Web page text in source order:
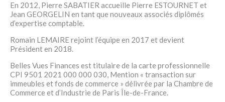
En 2012, Pierre SABATIER accueille Pierre ESTOURNET et
Jean GEORGELIN en tant que nouveaux associés diplômés
d’expertise comptable.
Romain LEMAIRE rejoint l’équipe en 2017 et devient
Président en 2018.
Belles Vues Finances est titulaire de la carte professionnelle
CPI 9501 2021 000 000 030, Mention « transaction sur
immeubles et fonds de commerce » délivrée par la Chambre de
Commerce et d’Industrie de Paris Île-de-France.